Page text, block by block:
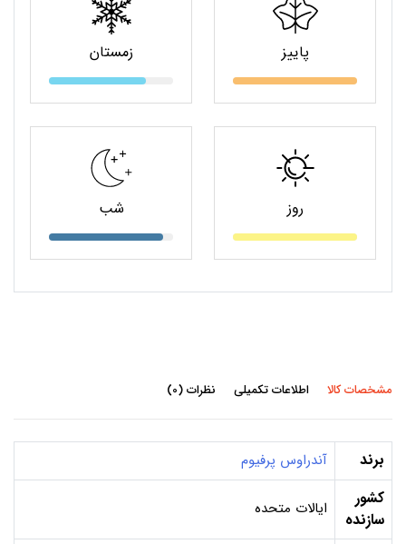
پاییز زمستان
روز شب
مشخصات کالا اطلاعات تکمیلی نظرات (0)
برند آندراوس پرفیوم
کشور
سازنده
ایالات متحده